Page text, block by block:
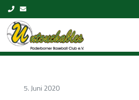
Skip to content
5. Juni 2020